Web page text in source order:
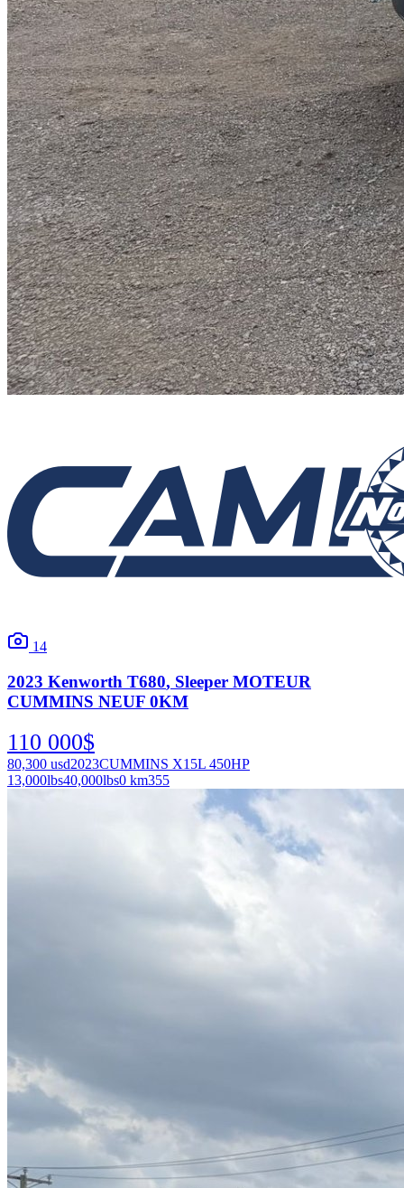
14
2023 Kenworth T680, Sleeper MOTEUR
CUMMINS NEUF 0KM
110 000$
80,300 usd2023CUMMINS X15L 450HP
13,000lbs40,000lbs0 km355